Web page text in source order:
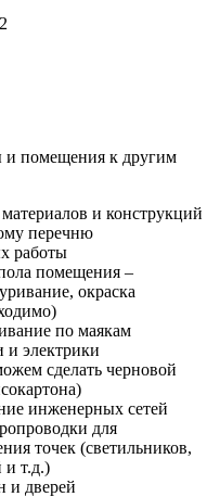
и помещения к другим
и конструкций
перечню
работы
помещения –
окраска
по маякам
и электрики
сделать черновой
инженерных сетей
для
точек (светильников,
и т.д.)
и дверей